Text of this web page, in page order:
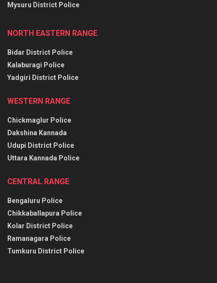
Mysuru District Police
NORTH EASTERN RANGE
Bidar District Police
Kalaburagi Police
Yadgiri District Police
WESTERN RANGE
Chickmaglur Police
Dakshina Kannada
Udupi District Police
Uttara Kannada Police
CENTRAL RANGE
Bengaluru Police
Chikkaballapura Police
Kolar District Police
Ramanagara Police
Tumkuru District Police